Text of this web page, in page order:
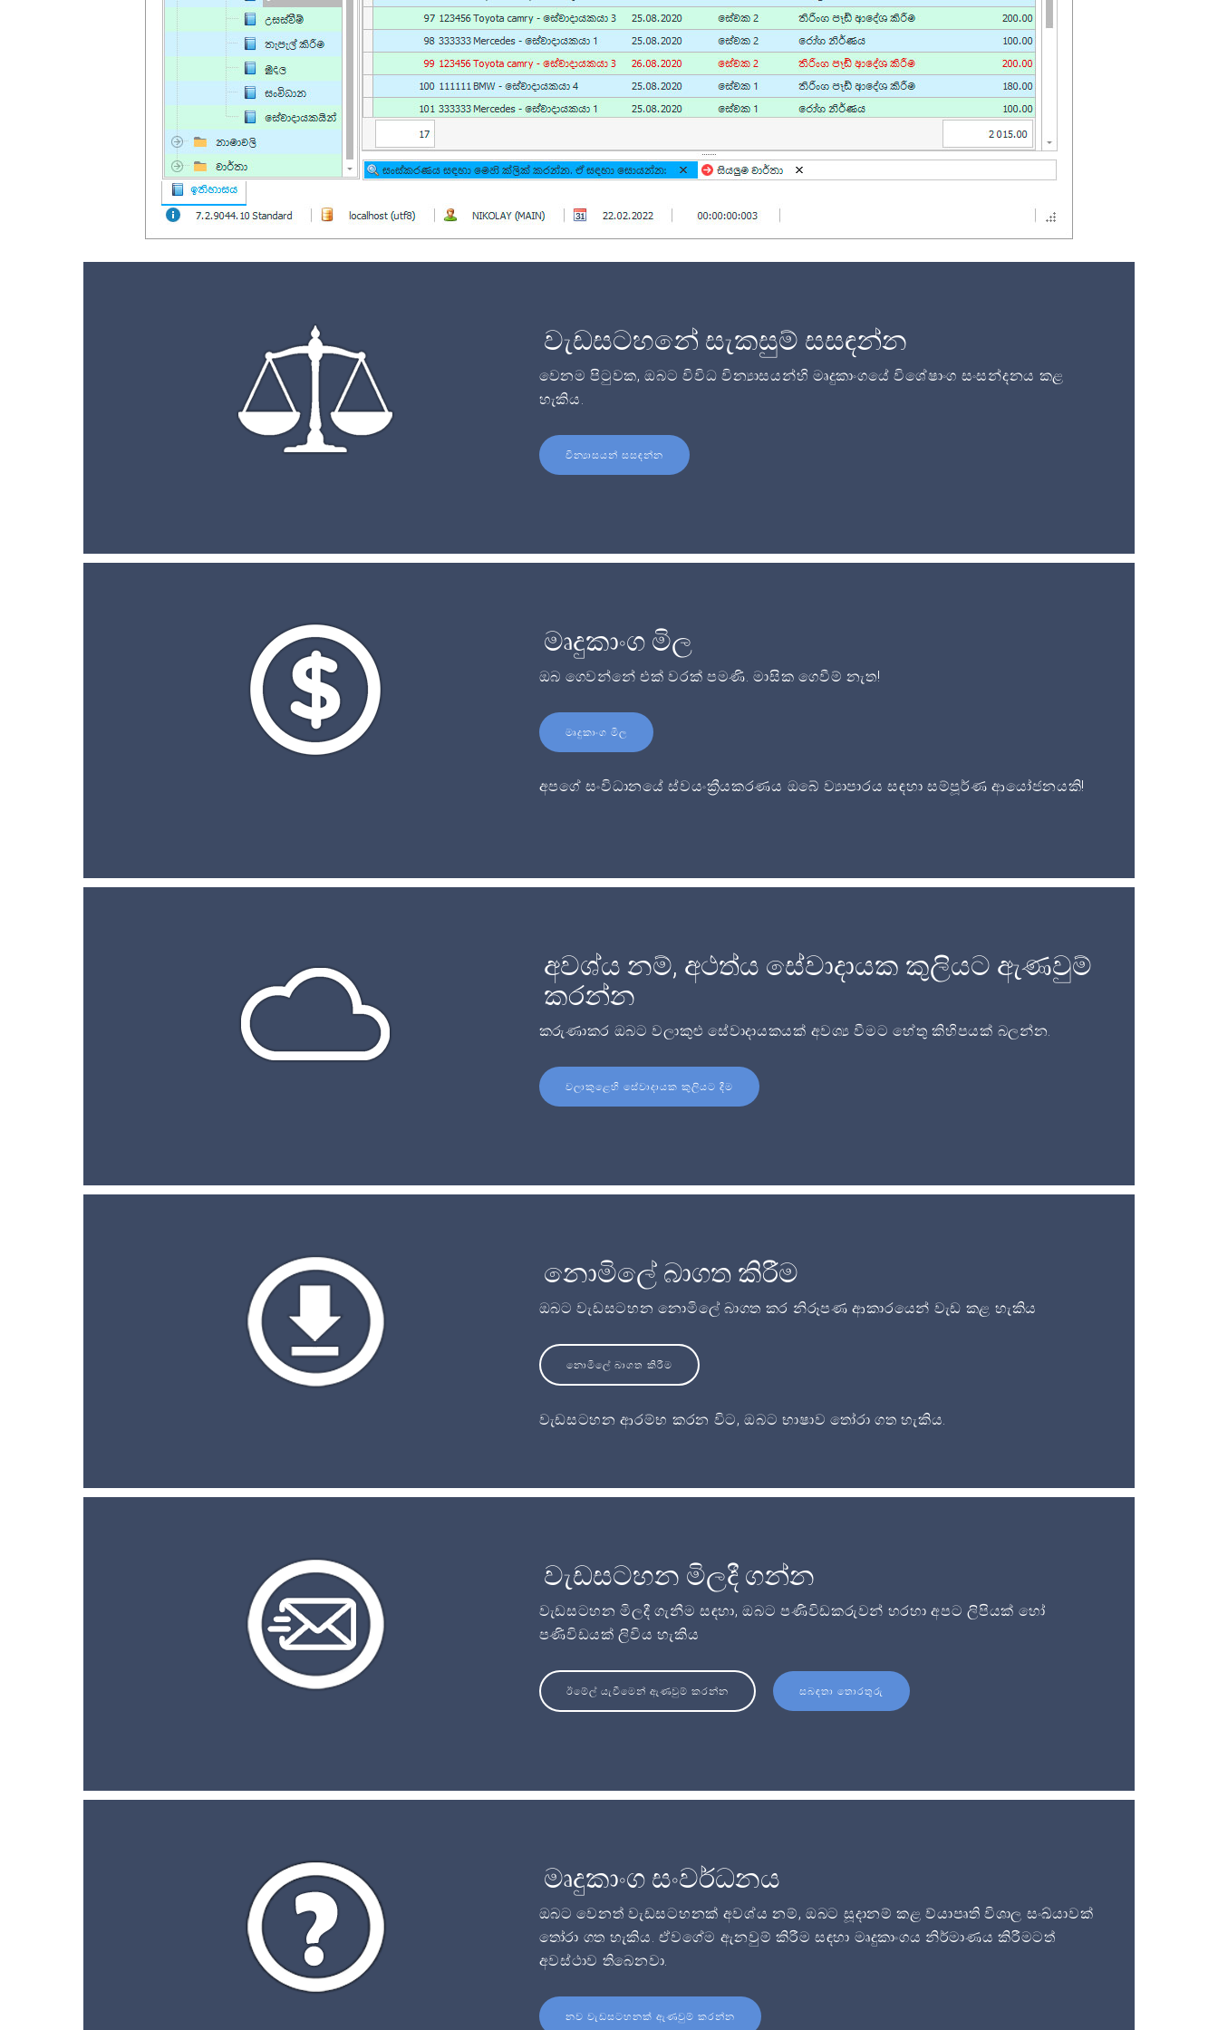
වැඩසටහනේ සැකසුම් සසඳන්න
වෙනම පිටුවක, ඔබට විවිධ වින්‍යාසයන්හි මෘදුකාංගයේ විශේෂාංග සංසන්දනය කළ
හැකිය.
වින්‍යාසයන් සසඳන්න
මෘදුකාංග මිල
ඔබ ගෙවන්නේ එක් වරක් පමණි. මාසික ගෙවීම් නැත!
මෘදුකාංග මිල
අපගේ සංවිධානයේ ස්වයංක්‍රීයකරණය ඔබේ ව්‍යාපාරය සඳහා සම්පූර්ණ ආයෝජනයකි!
අවශ්ය නම්, අථත්ය සේවාදායක කුලියට ඇණවුම්
කරන්න
කරුණාකර ඔබට වලාකුළු සේවාදායකයක් අවශ්‍ය වීමට හේතු කිහිපයක් බලන්න.
වලාකුළෙහි සේවාදායක කුලියට දීම
නොමිලේ බාගත කිරීම
ඔබට වැඩසටහන නොමිලේ බාගත කර නිරූපණ ආකාරයෙන් වැඩ කළ හැකිය
නොමිලේ බාගත කිරීම
වැඩසටහන ආරම්භ කරන විට, ඔබට භාෂාව තෝරා ගත හැකිය.
වැඩසටහන මිලදී ගන්න
වැඩසටහන මිලදී ගැනීම සඳහා, ඔබට පණිවිඩකරුවන් හරහා අපට ලිපියක් හෝ
පණිවිඩයක් ලිවිය හැකිය
ඊමේල් යැවීමෙන් ඇණවුම් කරන්න සබඳතා තොරතුරු
මෘදුකාංග සංවර්ධනය
ඔබට වෙනත් වැඩසටහනක් අවශ්ය නම්, ඔබට සූදානම් කළ ව්යාපෘති විශාල සංඛ්යාවක්
තෝරා ගත හැකිය. ඒවගේම ඇනවුම් කිරීම සඳහා මෘදුකාංගය නිර්මාණය කිරීමටත්
අවස්ථාව තිබෙනවා.
නව වැඩසටහනක් ඇණවුම් කරන්න